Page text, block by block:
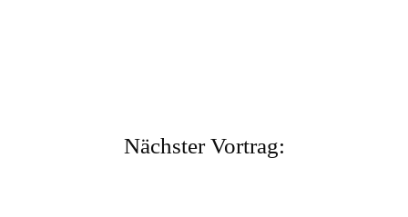
Nächster Vortrag: